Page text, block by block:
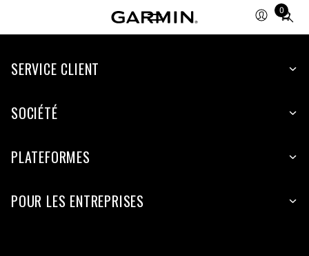
0
Total
items
cart:
SERVICE CLIENT
SOCIÉTÉ
PLATEFORMES
POUR LES ENTREPRISES